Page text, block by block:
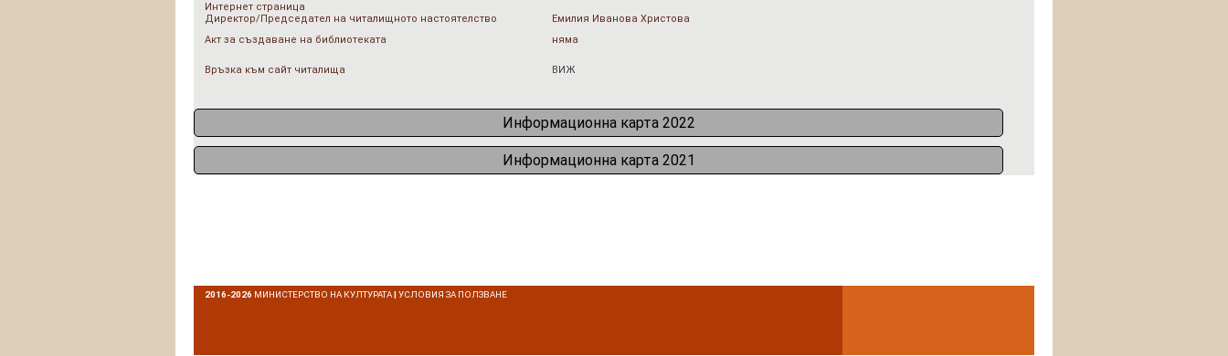
Интернет страница
Директор/Председател на читалищното настоятелство
Емилия Иванова Христова
Акт за създаване на библиотеката
няма
Връзка към сайт читалища ВИЖ
Информационна карта 2022
Информационна карта 2021
2016-2026 МИНИСТЕРСТВО НА КУЛТУРАТА|УСЛОВИЯ ЗА ПОЛЗВАНЕ